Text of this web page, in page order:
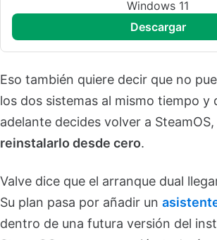
Windows 11
descargar
Eso también quiere decir que no
los dos sistemas al mismo tiempo y
adelante decides volver a
reinstalarlo desde cero.
Valve dice que el arranque dual
Su plan pasa por añadir un
dentro de una futura versión del